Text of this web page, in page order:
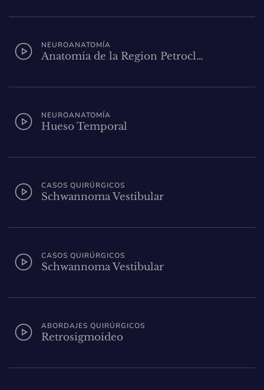
NEUROANATOMÍA
Anatomia de la Region Petrocl…
NEUROANATOMÍA
Hueso Temporal
CASOS QUIRÚRGICOS
Schwannoma Vestibular
CASOS QUIRÚRGICOS
Schwannoma Vestibular
ABORDAJES QUIRÚRGICOS
Retrosigmoideo